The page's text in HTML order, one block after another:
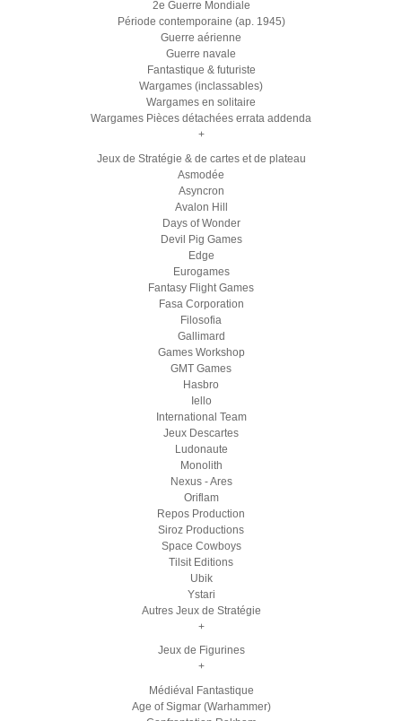
2e Guerre Mondiale
Période contemporaine (ap. 1945)
Guerre aérienne
Guerre navale
Fantastique & futuriste
Wargames (inclassables)
Wargames en solitaire
Wargames Pièces détachées errata addenda
+
Jeux de Stratégie & de cartes et de plateau
Asmodée
Asyncron
Avalon Hill
Days of Wonder
Devil Pig Games
Edge
Eurogames
Fantasy Flight Games
Fasa Corporation
Filosofia
Gallimard
Games Workshop
GMT Games
Hasbro
Iello
International Team
Jeux Descartes
Ludonaute
Monolith
Nexus - Ares
Oriflam
Repos Production
Siroz Productions
Space Cowboys
Tilsit Editions
Ubik
Ystari
Autres Jeux de Stratégie
+
Jeux de Figurines
+
Médiéval Fantastique
Age of Sigmar (Warhammer)